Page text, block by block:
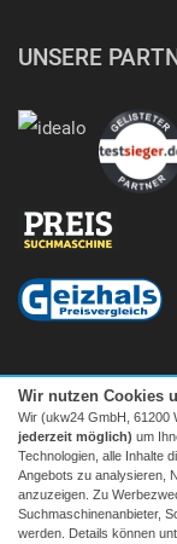
UNSERE
Wir nutzen Cookies
Wir (ukw24 GmbH, 61200
jederzeit möglich) um
Technologien, alle Inhalte
Angebots zu analysieren,
anzuzeigen. Zu
Suchmaschinenanbieter,
werden. Details können